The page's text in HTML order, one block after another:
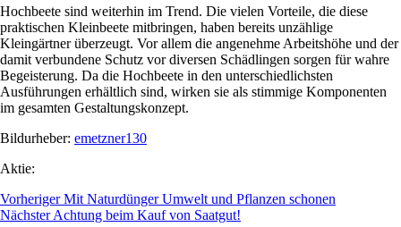
Hochbeete sind weiterhin im Trend. Die vielen Vorteile, die diese
praktischen Kleinbeete mitbringen, haben bereits unzählige
Kleingärtner überzeugt. Vor allem die angenehme Arbeitshöhe und der
damit verbundene Schutz vor diversen Schädlingen sorgen für wahre
Begeisterung. Da die Hochbeete in den unterschiedlichsten
Ausführungen erhältlich sind, wirken sie als stimmige Komponenten
im gesamten Gestaltungskonzept.
Bildurheber: emetzner130
Aktie:
Vorheriger Mit Naturdünger Umwelt und Pflanzen schonen
Nächster Achtung beim Kauf von Saatgut!